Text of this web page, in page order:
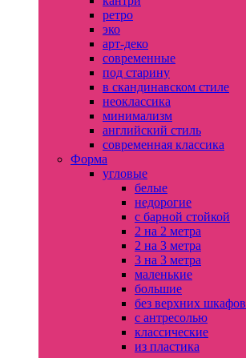
ретро
эко
арт-деко
современные
под старину
в скандинавском стиле
неоклассика
минимализм
английский стиль
современная классика
Форма
угловые
белые
недорогие
с барной стойкой
2 на 2 метра
2 на 3 метра
3 на 3 метра
маленькие
большие
без верхних шкафов
с антресолью
классические
из пластика